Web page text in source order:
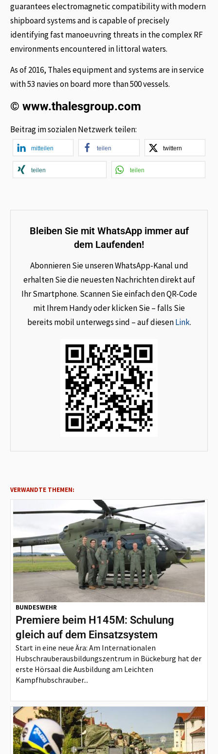
guarantees electromagnetic compatibility with modern
shipboard systems and is capable of precisely
identifying fast manoeuvring threats in the complex RF
environments encountered in littoral waters.
As of 2016, Thales equipment and systems are in service
with 53 navies on board more than 500 vessels.
© www.thalesgroup.com
Beitrag im sozialen Netzwerk teilen:
mitteilen teilen twittern
teilen teilen
Bleiben Sie mit WhatsApp immer auf
dem Laufenden!
Abonnieren Sie unseren WhatsApp-Kanal und
erhalten Sie die neuesten Nachrichten direkt auf
Ihr Smartphone. Scannen Sie einfach den QR-Code
mit Ihrem Handy oder klicken Sie – falls Sie
bereits mobil unterwegs sind – auf diesenLink.
VERWANDTE THEMEN:
BUNDESWEHR
Premiere beim H145M: Schulung
gleich auf dem Einsatzsystem
Start in eine neue Ära: Am Internationalen
Hubschrauberausbildungszentrum in Bückeburg hat der
erste Hörsaal die Ausbildung am Leichten
Kampfhubschrauber...